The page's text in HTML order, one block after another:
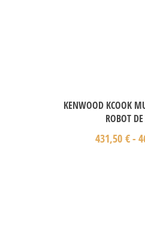
KENWOOD KCOOK
ROBOT
431,50 €-